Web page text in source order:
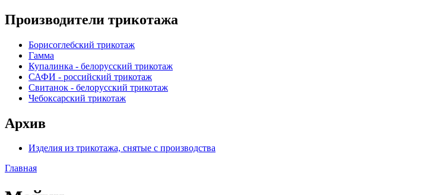
Производители трикотажа
Борисоглебский трикотаж
Гамма
Купалинка - белорусский трикотаж
САФИ - российский трикотаж
Свитанок - белорусский трикотаж
Чебоксарский трикотаж
Архив
Изделия из трикотажа, снятые с производства
Главная